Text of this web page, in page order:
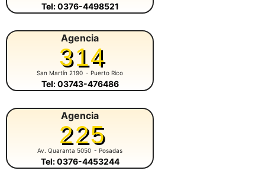
Tel: 0376-4498521
Agencia
314
San Martín 2190 - Puerto Rico
Tel: 03743-476486
Agencia
225
Av. Quaranta 5050 - Posadas
Tel: 0376-4453244